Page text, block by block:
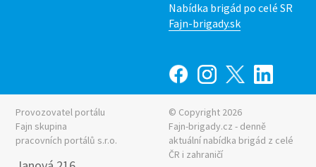
Nabídka brigád po celé SR
Fajn-brigady.sk
Provozovatel portálu
Fajn skupina
pracovních portálů s.r.o.
© Copyright 2026
Fajn-brigady.cz - denně
aktuální nabídka brigád z celé
ČR i zahraničí